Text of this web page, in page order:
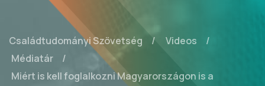
Családtudományi Szövetség
Videos
Médiatár
Miért is kell foglalkozni Magyarországon is a